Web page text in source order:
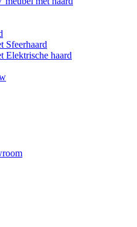
Sfeerhaard
Elektrische haard